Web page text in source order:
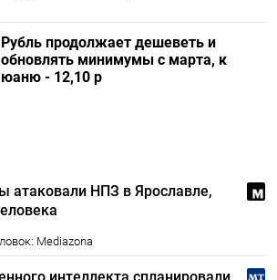
Рубль продолжает дешеветь и
обновлять минимумы с марта, к
юаню - 12,10 р